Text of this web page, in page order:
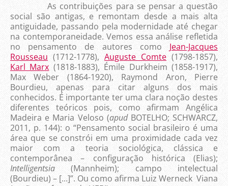
As contribuições para se pensar a questão
social são antigas, e remontam desde a mais alta
antiguidade, passando pela modernidade até chegar
na contemporaneidade. Vemos essa análise refletida
no pensamento de autores como Jean-Jacques
Rousseau (1712-1778), Auguste Comte (1798-1857),
Karl Marx (1818-1883), Émile Durkheim (1858-1917),
Max Weber (1864-1920), Raymond Aron, Pierre
Bourdieu, apenas para citar alguns dos mais
conhecidos. É importante ter uma clara noção destes
diferentes teóricos pois, como afirmam Angélica
Madeira e Maria Veloso (apudBOTELHO; SCHWARCZ,
2011, p. 144): o “Pensamento social brasileiro é uma
área que se constrói em uma proximidade cada vez
maior com a teoria sociológica, clássica e
contemporânea – configuração histórica (Elias);
Intelligentsia(Mannheim); campo intelectual
(Bourdieu) – [...]”. Ou como afirma Luiz Werneck Viana